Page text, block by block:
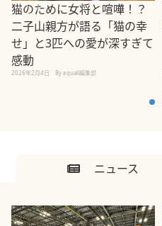
猫のために女将と喧嘩！？
二子山親方が語る「猫の幸
せ」と3匹への愛が深すぎて
感動
2026年2月4日 By equall編集部
ニュース